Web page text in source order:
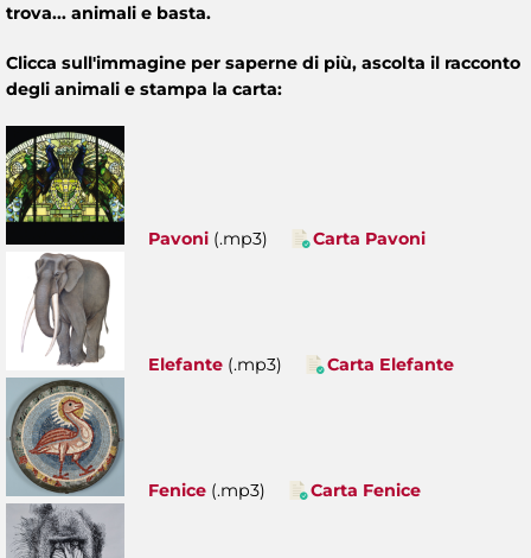
trova... animali e basta.
Clicca sull'immagine per saperne di più, ascolta il racconto
degli animali e stampa la carta:
Pavoni (.mp3) Carta Pavoni
Elefante (.mp3) Carta Elefante
Fenice (.mp3) Carta Fenice